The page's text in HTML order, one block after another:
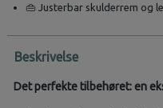
👜 Justerbar skulderrem og
Beskrivelse
Det perfekte tilbehøret: en